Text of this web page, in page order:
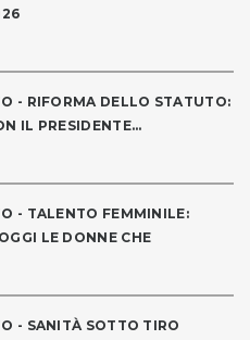
- RIFORMA DELLO STATUTO:
IL PRESIDENTE...
- TALENTO FEMMINILE:
LE DONNE CHE
- SANITÀ SOTTO TIRO